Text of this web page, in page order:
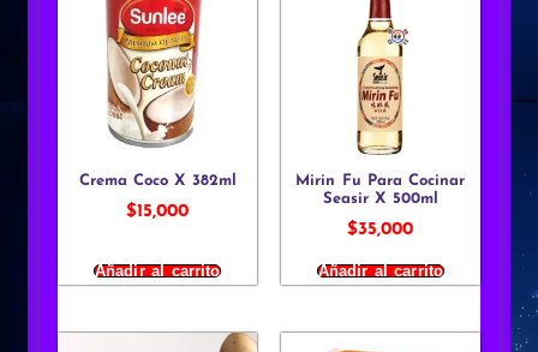
Crema Coco X 382ml
$15,000
Añadir al carrito
Mirin Fu Para Cocinar
Seasir X 500ml
$35,000
Añadir al carrito